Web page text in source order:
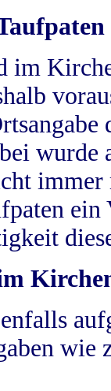
im
wurde
wie